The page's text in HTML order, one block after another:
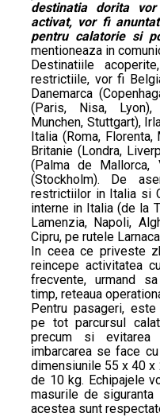
destinatia dorita
activat, vor fi
pentru calatorie si
mentioneaza in
Destinatiile
restrictiile, vor fi
Danemarca
(Paris, Nisa, Lyon),
Munchen, Stuttgart),
Italia (Roma, Florenta,
Britanie (Londra,
(Palma de Mallorca,
(Stockholm). De
restrictiilor in Italia si
interne in Italia (de la
Lamenzia, Napoli,
Cipru, pe rutele
In ceea ce priveste
reincepe activitatea
frecvente, urmand
timp, reteaua
Pentru pasageri,
pe tot parcursul
precum si evitarea
imbarcarea se face
dimensiunile 55 x 40 x
de 10 kg. Echipajele
masurile de
acestea sunt